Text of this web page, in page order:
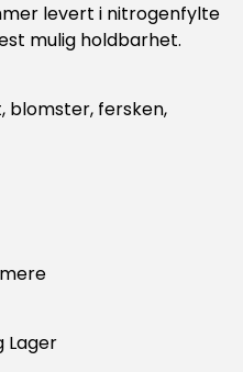
levert i nitrogenfylte
mulig holdbarhet.
blomster, fersken,
Lager